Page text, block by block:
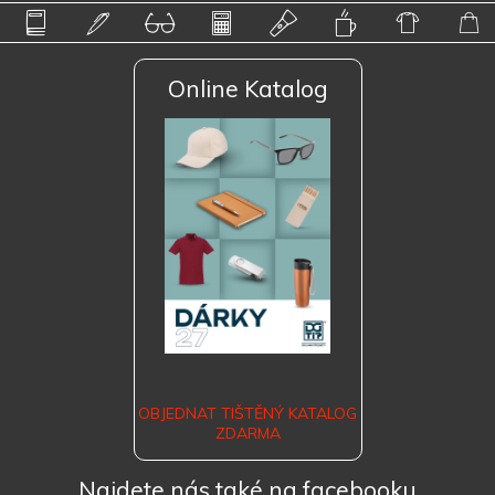
Online Katalog
OBJEDNAT TIŠTĚNÝ KATALOG
ZDARMA